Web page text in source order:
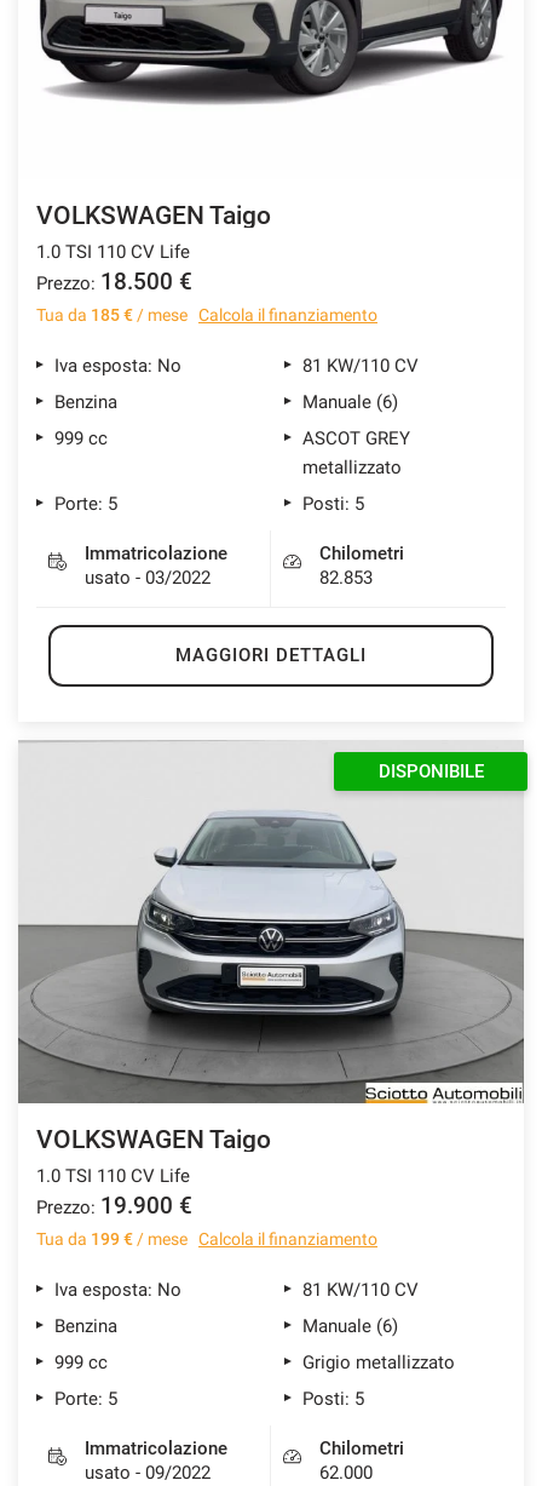
VOLKSWAGEN Taigo
1.0 TSI 110 CV Life
Prezzo: 18.500 €
Tua da 185 €/ mese Calcola il finanziamento
Iva esposta: No
81 KW/110 CV
Benzina
Manuale (6)
999 cc
ASCOT GREY
metallizzato
Porte: 5
Posti: 5
Immatricolazione
usato - 03/2022
Chilometri
82.853
MAGGIORI DETTAGLI
DISPONIBILE
VOLKSWAGEN Taigo
1.0 TSI 110 CV Life
Prezzo: 19.900 €
Tua da 199 €/ mese Calcola il finanziamento
Iva esposta: No
81 KW/110 CV
Benzina
Manuale (6)
999 cc
Grigio metallizzato
Porte: 5
Posti: 5
Immatricolazione
usato - 09/2022
Chilometri
62.000